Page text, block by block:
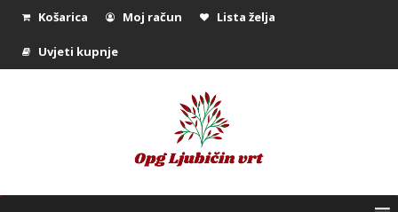
Košarica Moj račun Lista želja
Uvjeti kupnje